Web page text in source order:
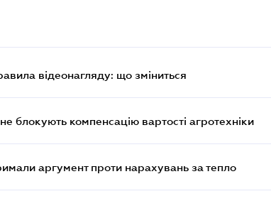
відеонагляду: що зміниться
блокують компенсацію вартості агротехніки
аргумент проти нарахувань за тепло